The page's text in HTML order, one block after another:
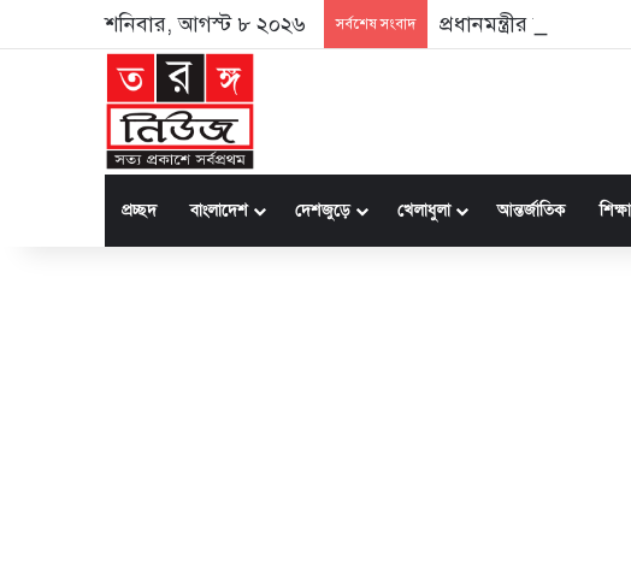
শনিবার, আগস্ট ৮ ২০২৬ সর্বশেষ সংবাদ প্রধানমন্ত্রীর
প্রচ্ছদ বাংলাদেশ দেশজুড়ে খেলাধুলা আন্তর্জাতিক শিক্ষা